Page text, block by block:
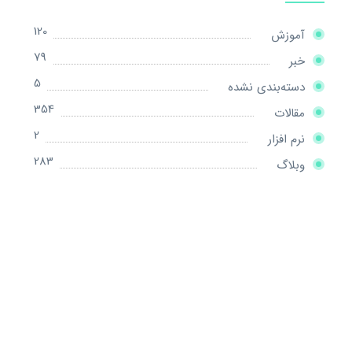
آموزش
120
خبر
79
دسته‌بندی نشده
5
مقالات
354
نرم افزار
2
وبلاگ
283